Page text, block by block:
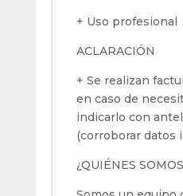
+ Uso profesional
ACLARACIÓN
+ Se realizan
en caso de
indicarlo con
(corroborar datos
¿QUIÉNES